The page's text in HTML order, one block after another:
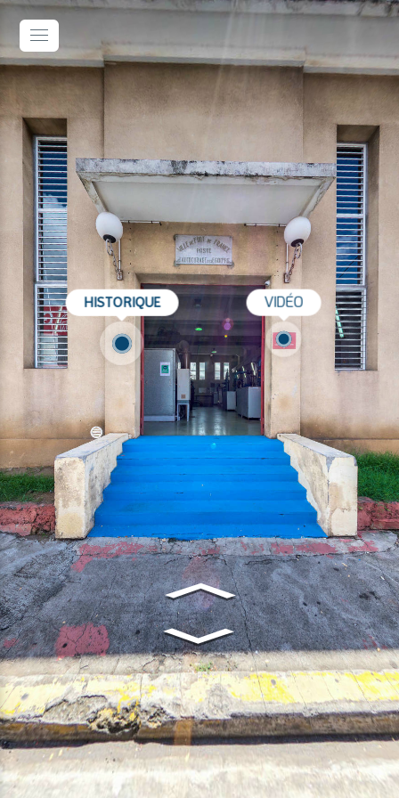
HISTORIQUE VIDÉO